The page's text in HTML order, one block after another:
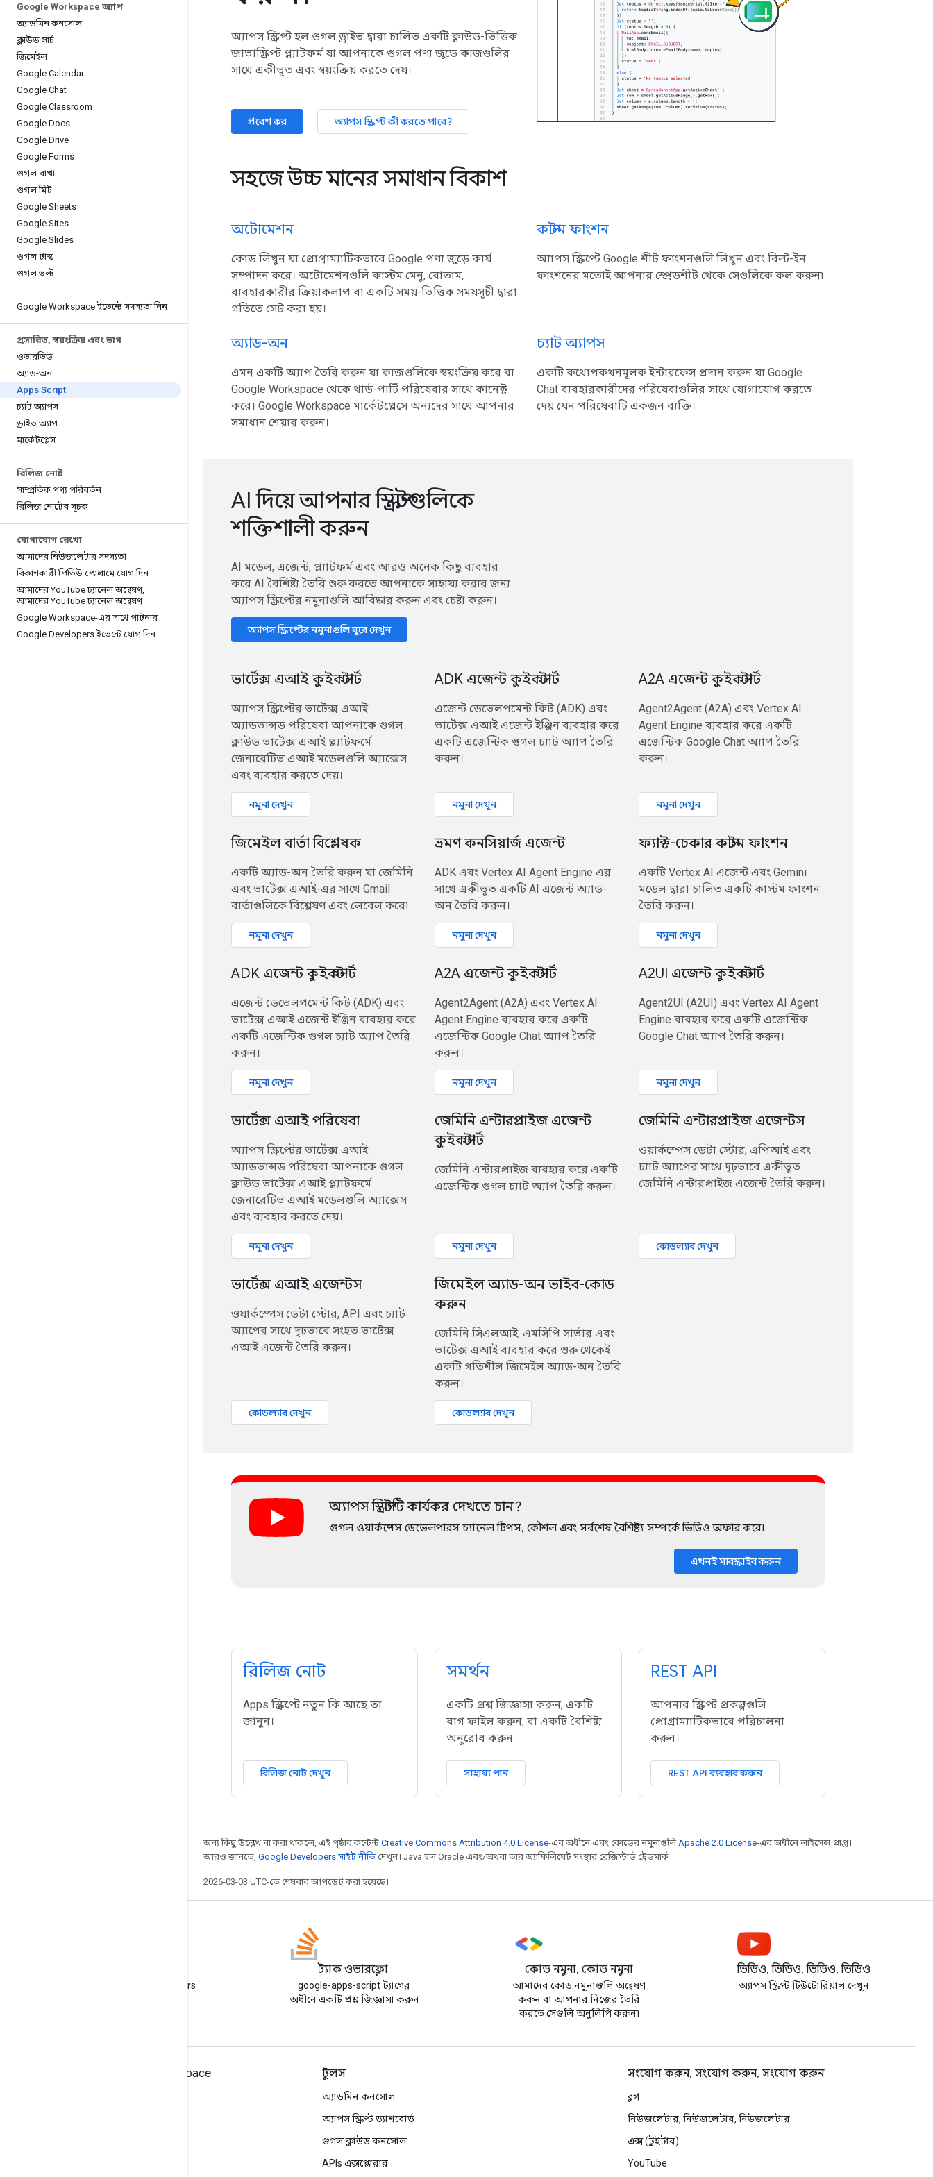
Google Workspace অ্যাপ
অ্যাডমিন কনসোল
ক্লাউড সার্চ
জিমেইল
Google Calendar
Google Chat
Google Classroom
Google Docs
Google Drive
Google Forms
গুগল রাখা
গুগল মিট
Google Sheets
Google Sites
Google Slides
গুগল টাস্ক
গুগল ভল্ট
Google Workspace ইভেন্টে সদস্যতা নিন
প্রসারিত, স্বয়ংক্রিয় এবং ভাগ
ওভারভিউ
অ্যাড-অন
Apps Script
চ্যাট অ্যাপস
ড্রাইভ অ্যাপ
মার্কেটপ্লেস
রিলিজ নোট
সাম্প্রতিক পণ্য পরিবর্তন
রিলিজ নোটের সূচক
যোগাযোগ রেখো
আমাদের নিউজলেটার সদস্যতা
বিকাশকারী প্রিভিউ প্রোগ্রামে যোগ দিন
আমাদের YouTube চ্যানেল অন্বেষণ,
আমাদের YouTube চ্যানেল অন্বেষণ
Google Workspace-এর সাথে পার্টনার
Google Developers ইভেন্টে যোগ দিন
অ্যাপস স্ক্রিপ্ট হল গুগল ড্রাইভ দ্বারা চালিত একটি ক্লাউড-ভিত্তিক
জাভাস্ক্রিপ্ট প্ল্যাটফর্ম যা আপনাকে গুগল পণ্য জুড়ে কাজগুলির
সাথে একীভূত এবং স্বয়ংক্রিয় করতে দেয়।
প্রবেশ কর অ্যাপস স্ক্রিপ্ট কী করতে পারে?
সহজে উচ্চ মানের সমাধান বিকাশ
অটোমেশন
কোড লিখুন যা প্রোগ্রাম্যাটিকভাবে Google পণ্য জুড়ে কার্য
সম্পাদন করে। অটোমেশনগুলি কাস্টম মেনু, বোতাম,
ব্যবহারকারীর ক্রিয়াকলাপ বা একটি সময়-ভিত্তিক সময়সূচী দ্বারা
গতিতে সেট করা হয়।
কাস্টম ফাংশন
অ্যাপস স্ক্রিপ্টে Google শীট ফাংশনগুলি লিখুন এবং বিল্ট-ইন
ফাংশনের মতোই আপনার স্প্রেডশীট থেকে সেগুলিকে কল করুন৷
অ্যাড-অন
এমন একটি অ্যাপ তৈরি করুন যা কাজগুলিকে স্বয়ংক্রিয় করে বা
Google Workspace থেকে থার্ড-পার্টি পরিষেবার সাথে কানেক্ট
করে। Google Workspace মার্কেটপ্লেসে অন্যদের সাথে আপনার
সমাধান শেয়ার করুন।
চ্যাট অ্যাপস
একটি কথোপকথনমূলক ইন্টারফেস প্রদান করুন যা Google
Chat ব্যবহারকারীদের পরিষেবাগুলির সাথে যোগাযোগ করতে
দেয় যেন পরিষেবাটি একজন ব্যক্তি।
AI দিয়ে আপনার স্ক্রিপ্টগুলিকে
শক্তিশালী করুন
AI মডেল, এজেন্ট, প্ল্যাটফর্ম এবং আরও অনেক কিছু ব্যবহার
করে AI বৈশিষ্ট্য তৈরি শুরু করতে আপনাকে সাহায্য করার জন্য
অ্যাপস স্ক্রিপ্টের নমুনাগুলি আবিষ্কার করুন এবং চেষ্টা করুন।
অ্যাপস স্ক্রিপ্টের নমুনাগুলি ঘুরে দেখুন
ভার্টেক্স এআই কুইকস্টার্ট
অ্যাপস স্ক্রিপ্টের ভার্টেক্স এআই
অ্যাডভান্সড পরিষেবা আপনাকে গুগল
ক্লাউড ভার্টেক্স এআই প্ল্যাটফর্মে
জেনারেটিভ এআই মডেলগুলি অ্যাক্সেস
এবং ব্যবহার করতে দেয়।
নমুনা দেখুন
ADK এজেন্ট কুইকস্টার্ট
এজেন্ট ডেভেলপমেন্ট কিট (ADK) এবং
ভার্টেক্স এআই এজেন্ট ইঞ্জিন ব্যবহার করে
একটি এজেন্টিক গুগল চ্যাট অ্যাপ তৈরি
করুন।
নমুনা দেখুন
A2A এজেন্ট কুইকস্টার্ট
Agent2Agent (A2A) এবং Vertex AI
Agent Engine ব্যবহার করে একটি
এজেন্টিক Google Chat অ্যাপ তৈরি
করুন।
নমুনা দেখুন
জিমেইল বার্তা বিশ্লেষক
একটি অ্যাড-অন তৈরি করুন যা জেমিনি
এবং ভার্টেক্স এআই-এর সাথে Gmail
বার্তাগুলিকে বিশ্লেষণ এবং লেবেল করে৷
নমুনা দেখুন
ভ্রমণ কনসিয়ার্জ এজেন্ট
ADK এবং Vertex AI Agent Engine এর
সাথে একীভূত একটি AI এজেন্ট অ্যাড-
অন তৈরি করুন।
নমুনা দেখুন
ফ্যাক্ট-চেকার কাস্টম ফাংশন
একটি Vertex AI এজেন্ট এবং Gemini
মডেল দ্বারা চালিত একটি কাস্টম ফাংশন
তৈরি করুন।
নমুনা দেখুন
ADK এজেন্ট কুইকস্টার্ট
এজেন্ট ডেভেলপমেন্ট কিট (ADK) এবং
ভার্টেক্স এআই এজেন্ট ইঞ্জিন ব্যবহার করে
একটি এজেন্টিক গুগল চ্যাট অ্যাপ তৈরি
করুন।
নমুনা দেখুন
A2A এজেন্ট কুইকস্টার্ট
Agent2Agent (A2A) এবং Vertex AI
Agent Engine ব্যবহার করে একটি
এজেন্টিক Google Chat অ্যাপ তৈরি
করুন।
নমুনা দেখুন
A2UI এজেন্ট কুইকস্টার্ট
Agent2UI (A2UI) এবং Vertex AI Agent
Engine ব্যবহার করে একটি এজেন্টিক
Google Chat অ্যাপ তৈরি করুন।
নমুনা দেখুন
ভার্টেক্স এআই পরিষেবা
অ্যাপস স্ক্রিপ্টের ভার্টেক্স এআই
অ্যাডভান্সড পরিষেবা আপনাকে গুগল
ক্লাউড ভার্টেক্স এআই প্ল্যাটফর্মে
জেনারেটিভ এআই মডেলগুলি অ্যাক্সেস
এবং ব্যবহার করতে দেয়।
নমুনা দেখুন
জেমিনি এন্টারপ্রাইজ এজেন্ট
কুইকস্টার্ট
জেমিনি এন্টারপ্রাইজ ব্যবহার করে একটি
এজেন্টিক গুগল চ্যাট অ্যাপ তৈরি করুন।
নমুনা দেখুন
জেমিনি এন্টারপ্রাইজ এজেন্টস
ওয়ার্কস্পেস ডেটা স্টোর, এপিআই এবং
চ্যাট অ্যাপের সাথে দৃঢ়ভাবে একীভূত
জেমিনি এন্টারপ্রাইজ এজেন্ট তৈরি করুন।
কোডল্যাব দেখুন
ভার্টেক্স এআই এজেন্টস
ওয়ার্কস্পেস ডেটা স্টোর, API এবং চ্যাট
অ্যাপের সাথে দৃঢ়ভাবে সংহত ভার্টেক্স
এআই এজেন্ট তৈরি করুন।
কোডল্যাব দেখুন
জিমেইল অ্যাড-অন ভাইব-কোড
করুন
জেমিনি সিএলআই, এমসিপি সার্ভার এবং
ভার্টেক্স এআই ব্যবহার করে শুরু থেকেই
একটি গতিশীল জিমেইল অ্যাড-অন তৈরি
করুন।
কোডল্যাব দেখুন
অ্যাপস স্ক্রিপ্টটি কার্যকর দেখতে চান?
গুগল ওয়ার্কস্পেস ডেভেলপারস চ্যানেল টিপস, কৌশল এবং সর্বশেষ বৈশিষ্ট্য সম্পর্কে ভিডিও অফার করে।
এখনই সাবস্ক্রাইব করুন
রিলিজ নোট
Apps স্ক্রিপ্টে নতুন কি আছে তা
জানুন।
রিলিজ নোট দেখুন
সমর্থন
একটি প্রশ্ন জিজ্ঞাসা করুন, একটি
বাগ ফাইল করুন, বা একটি বৈশিষ্ট্য
অনুরোধ করুন.
সাহায্য পান
REST API
আপনার স্ক্রিপ্ট প্রকল্পগুলি
প্রোগ্রাম্যাটিকভাবে পরিচালনা
করুন।
REST API ব্যবহার করুন
অন্য কিছু উল্লেখ না করা থাকলে, এই পৃষ্ঠার কন্টেন্ট Creative Commons Attribution 4.0 License-এর অধীনে এবং কোডের নমুনাগুলিApache 2.0 License-এর অধীনে লাইসেন্স প্রাপ্ত।
আরও জানতে, Google Developers সাইট নীতি দেখুন। Java হল Oracle এবং/অথবা তার অ্যাফিলিয়েট সংস্থার রেজিস্টার্ড ট্রেডমার্ক।
2026-03-03 UTC-তে শেষবার আপডেট করা হয়েছে।
Google Workspace Developers
স্ট্যাক ওভারফ্লো
google-apps-script ট্যাগের
অধীনে একটি প্রশ্ন জিজ্ঞাসা করুন
কোড নমুনা, কোড নমুনা
আমাদের কোড নমুনাগুলি অন্বেষণ
করুন বা আপনার নিজের তৈরি
করতে সেগুলি অনুলিপি করুন৷
ভিডিও, ভিডিও, ভিডিও, ভিডিও
অ্যাপস স্ক্রিপ্ট টিউটোরিয়াল দেখুন
ডেভেলপারদের জন্য Google Workspace টুলস
অ্যাডমিন কনসোল
অ্যাপস স্ক্রিপ্ট ড্যাশবোর্ড
গুগল ক্লাউড কনসোল
APIs এক্সপ্লোরার
সংযোগ করুন, সংযোগ করুন, সংযোগ করুন
ব্লগ
নিউজলেটার, নিউজলেটার, নিউজলেটার
এক্স (টুইটার)
YouTube